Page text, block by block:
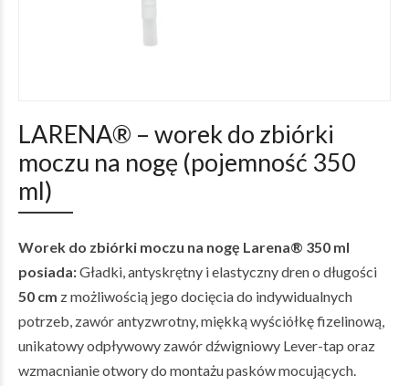
LARENA® – worek do zbiórki
moczu na nogę (pojemność 350
ml)
Worek do zbiórki moczu na nogę Larena® 350 ml
posiada:Gładki, antyskrętny i elastyczny dren o długości
50 cm z możliwością jego docięcia do indywidualnych
potrzeb, zawór antyzwrotny, miękką wyściółkę fizelinową,
unikatowy odpływowy zawór dźwigniowy Lever-tap oraz
wzmacnianie otwory do montażu pasków mocujących.